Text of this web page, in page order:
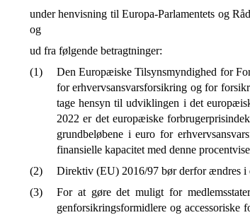
under henvisning til Europa-Parlamentets og
og
ud fra følgende betragtninger:
(1)
Den Europæiske Tilsynsmyndighed for
for erhvervsansvarsforsikring og for
tage hensyn til udviklingen i det
2022 er det europæiske
grundbeløbene i euro for
finansielle kapacitet med denne
(2)
Direktiv (EU) 2016/97 bør derfor ændres i
(3)
For at gøre det muligt for
genforsikringsformidlere og